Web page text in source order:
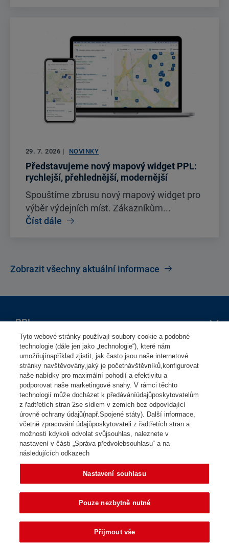
29. 7. 2026 | NOVINKY
Představujeme nový mapový widget PPL:
rychlejší, přehlednější, modernější
Spouštíme zbrusu nový mapový widget pro
výběr výdejních míst. Zákazníkům...
Číst dále
Zobrazit všechny aktuální informace
PPL
Mapa výdejních míst
Seznam výdejních míst
Přepravní síť PPL
Aktuální informace
Kontakt pro média
Osobní údaje
Kariéra
Whistleblowing
V PPL pomáháme
Dotační programy EU
Osoby
Vyhledat zásilku
Výdejní místa
Poslat zásilku
Vrátit zboží
Zákaznický servis
Mobilní aplikace
Firmy
Jak začít
Stát se zákazníkem
Poslat zásilku
Vnitrostátní přeprava
Aplikace Klient
Integrátoři
Užitečné odkazy
Nastavení souhlasu
Zákaznický servis
Sledujte nás
PPLně se přizpůsobíme
Tyto webové stránky používají soubory cookie a podobné
technologie (dále jen jako „technologie“), které nám
umožňujínapříklad zjistit, jak často jsou naše internetové
stránky navštěvovány,jaký je početnávštěvníků,konfigurovat
naše nabídky pro maximální pohodlí a efektivitu a
podporovat naše marketingové snahy. V rámci těchto
technologií může docházet k předáváníúdajůposkytovatelům
z řadtřetích stran 2se sídlem v zemích bez odpovídající
úrovně ochrany údajů(např.Spojené státy). Další informace,
včetně zpracování údajůposkytovateli z řadtřetích stran a
možnosti kdykoli odvolat svůjsouhlas, naleznete v
nastavení v části „Správa předvolebsouhlasu“ a na
následujících odkazech
Nastavení souhlasu
Pouze nezbytně nutné
Přijmout vše